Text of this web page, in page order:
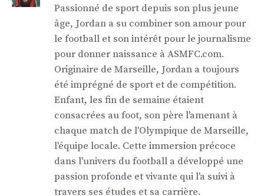
Passionné de sport depuis son plus jeune
âge, Jordan a su combiner son amour pour
le football et son intérêt pour le journalisme
pour donner naissance à ASMFC.com.
Originaire de Marseille, Jordan a toujours
été imprégné de sport et de compétition.
Enfant, les fin de semaine étaient
consacrées au foot, son père l'amenant à
chaque match de l'Olympique de Marseille,
l'équipe locale. Cette immersion précoce
dans l'univers du football a développé une
passion profonde et vivante qui l'a suivi à
travers ses études et sa carrière.